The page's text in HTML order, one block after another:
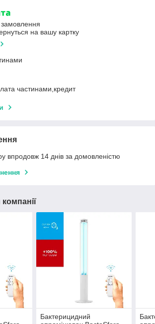
на вашу картку
частинами,кредит
впродовж 14 днів за домовленістю
Бактерицидний